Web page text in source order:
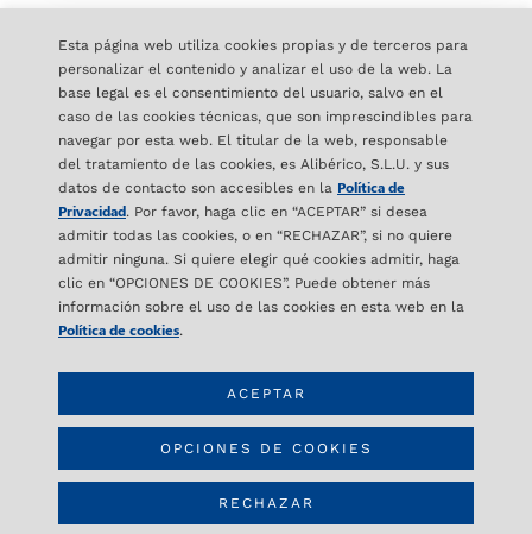
Esta página web utiliza cookies propias y de terceros para
personalizar el contenido y analizar el uso de la web. La
base legal es el consentimiento del usuario, salvo en el
caso de las cookies técnicas, que son imprescindibles para
navegar por esta web. El titular de la web, responsable
del tratamiento de las cookies, es Alibérico, S.L.U. y sus
datos de contacto son accesibles en la Política de
Privacidad. Por favor, haga clic en “ACEPTAR” si desea
admitir todas las cookies, o en “RECHAZAR”, si no quiere
admitir ninguna. Si quiere elegir qué cookies admitir, haga
clic en “OPCIONES DE COOKIES”. Puede obtener más
información sobre el uso de las cookies en esta web en la
Política de cookies.
OPCIONES DE COOKIES
RECHAZAR
ACEPTAR
TODAS LAS NOTICIAS
ALIBÉRICO
C/ Orense 16- 2ª Planta
28020 Madrid – SPAIN
CONTACTO
info@aliberico.com
+34 91 417 69 07